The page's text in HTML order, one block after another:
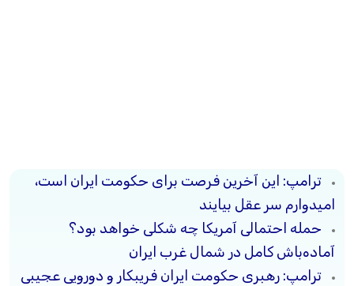
ترامپ: این آخرین فرصت برای حکومت ایران است،
امیدوارم سر عقل بیایند
حمله احتمالی آمریکا چه شکلی خواهد بود؟
آماده‌باش کامل در شمال غرب ایران
ترامپ: رهبری حکومت ایران فریبکار و دورویی عجیبی